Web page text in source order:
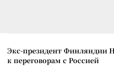
Экс-президент Финляндии
к переговорам с Россией